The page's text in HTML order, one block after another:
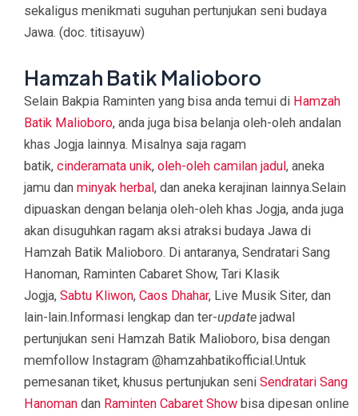
sekaligus menikmati suguhan pertunjukan seni budaya
Jawa. (doc. titisayuw)
Hamzah Batik Malioboro
Selain Bakpia Raminten yang bisa anda temui di Hamzah
Batik Malioboro, anda juga bisa belanja oleh-oleh andalan
khas Jogja lainnya. Misalnya saja ragam
batik, cinderamata unik, oleh-oleh camilan jadul, aneka
jamu dan minyak herbal, dan aneka kerajinan lainnya.Selain
dipuaskan dengan belanja oleh-oleh khas Jogja, anda juga
akan disuguhkan ragam aksi atraksi budaya Jawa di
Hamzah Batik Malioboro. Di antaranya, Sendratari Sang
Hanoman, Raminten Cabaret Show, Tari Klasik
Jogja, Sabtu Kliwon, Caos Dhahar, Live Musik Siter, dan
lain-lain.Informasi lengkap dan ter-update jadwal
pertunjukan seni Hamzah Batik Malioboro, bisa dengan
memfollow Instagram @hamzahbatikofficial.Untuk
pemesanan tiket, khusus pertunjukan seni Sendratari Sang
Hanoman dan Raminten Cabaret Show bisa dipesan online